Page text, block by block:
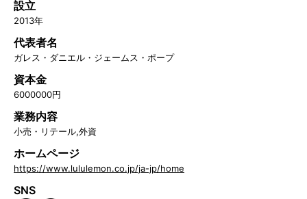
設立
2013年
代表者名
ガレス・ダニエル・ジェームス・ポープ
資本金
6000000円
業務内容
小売・リテール,外資
ホームページ
https://www.lululemon.co.jp/ja-jp/home
SNS